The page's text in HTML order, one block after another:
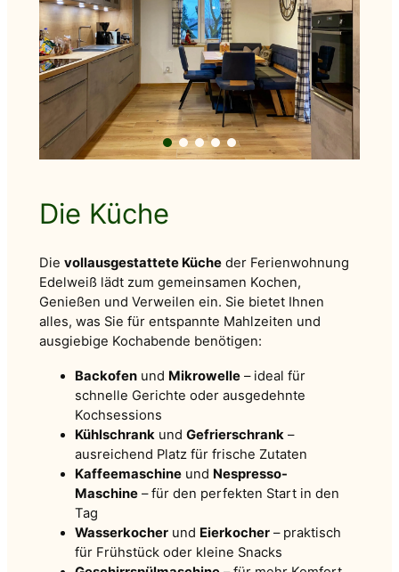
Die Küche
Die vollausgestattete Kücheder Ferienwohnung
Edelweiß lädt zum gemeinsamen Kochen,
Genießen und Verweilen ein. Sie bietet Ihnen
alles, was Sie für entspannte Mahlzeiten und
ausgiebige Kochabende benötigen:
Backofenund Mikrowelle– ideal für
schnelle Gerichte oder ausgedehnte
Kochsessions
Kühlschrank und Gefrierschrank –
ausreichend Platz für frische Zutaten
Kaffeemaschineund Nespresso-
Maschine– für den perfekten Start in den
Tag
Wasserkocherund Eierkocher– praktisch
für Frühstück oder kleine Snacks